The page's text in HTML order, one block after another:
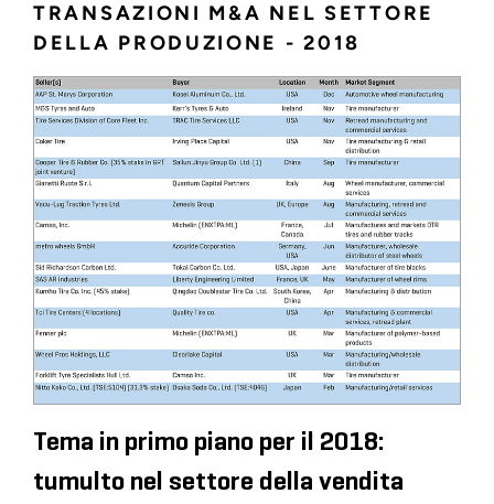
TRANSAZIONI M&A NEL SETTORE
DELLA PRODUZIONE - 2018
Tema in primo piano per il 2018:
tumulto nel settore della vendita